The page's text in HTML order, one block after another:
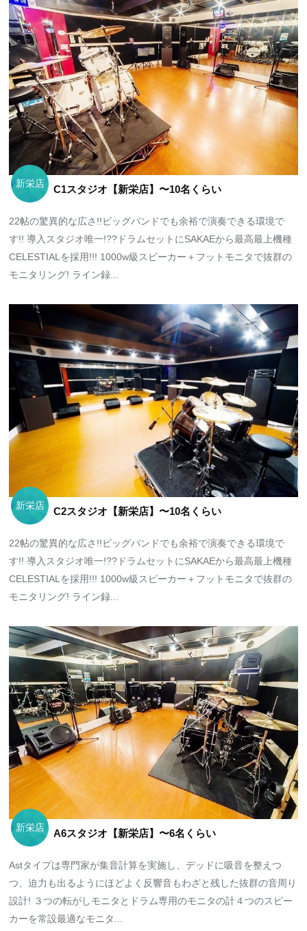
新栄店 C1スタジオ【新栄店】〜10名くらい
22帖の驚異的な広さ!!ビッグバンドでも余裕で演奏できる環境で
す!! 導入スタジオ唯一!??ドラムセットにSAKAEから最高最上機種
CELESTIALを採用!!! 1000w級スピーカー＋フットモニタで抜群の
モニタリング! ライン録...
新栄店 C2スタジオ【新栄店】〜10名くらい
22帖の驚異的な広さ!!ビッグバンドでも余裕で演奏できる環境で
す!! 導入スタジオ唯一!??ドラムセットにSAKAEから最高最上機種
CELESTIALを採用!!! 1000w級スピーカー＋フットモニタで抜群の
モニタリング! ライン録...
新栄店 A6スタジオ【新栄店】〜6名くらい
Astタイプは専門家が集音計算を実施し、デッドに吸音を整えつ
つ、迫力も出るようにほどよく反響音もわざと残した抜群の音周り
設計! ３つの転がしモニタとドラム専用のモニタの計４つのスピー
カーを常設最適なモニタ...